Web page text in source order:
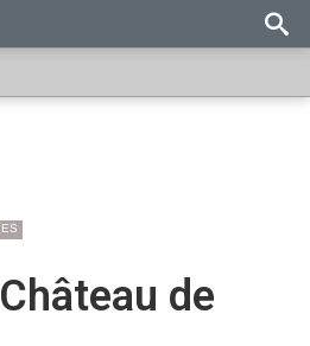
de